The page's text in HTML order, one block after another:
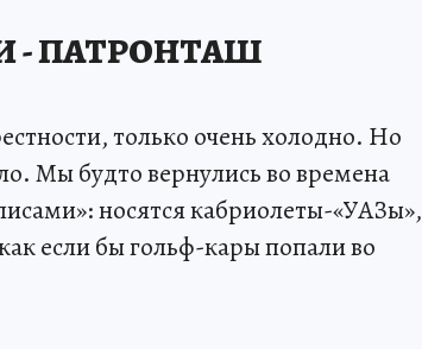
- ПАТРОНТАШ
только очень холодно. Но
Мы будто вернулись во времена
носятся кабриолеты-«УАЗы»,
если бы гольф-кары попали во